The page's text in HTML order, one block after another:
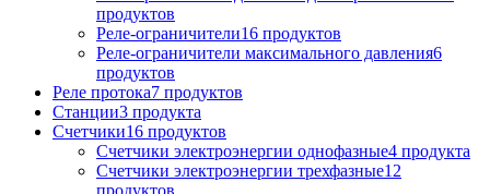
продуктов
Реле-ограничители16 продуктов
Реле-ограничители максимального давления6
продуктов
Реле протока7 продуктов
Станции3 продукта
Счетчики16 продуктов
Счетчики электроэнергии однофазные4 продукта
Счетчики электроэнергии трехфазные12
продуктов